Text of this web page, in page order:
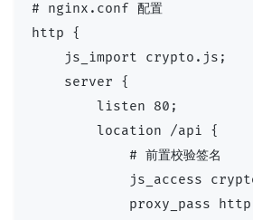
# nginx.conf 配置
http {
    js_import crypto.js;
    server {
        listen 80;
        location /api {
            # 前置校验签名
js_access
proxy_pass